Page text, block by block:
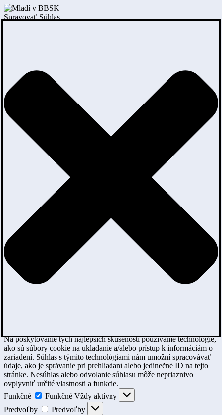
Spravovať Súhlas
Na poskytovanie tých najlepších skúseností používame technológie,
ako sú súbory cookie na ukladanie a/alebo prístup k informáciám o
zariadení. Súhlas s týmito technológiami nám umožní spracovávať
údaje, ako je správanie pri prehliadaní alebo jedinečné ID na tejto
stránke. Nesúhlas alebo odvolanie súhlasu môže nepriaznivo
ovplyvniť určité vlastnosti a funkcie.
Funkčné
Funkčné Vždy aktívny
Predvoľby
Predvoľby